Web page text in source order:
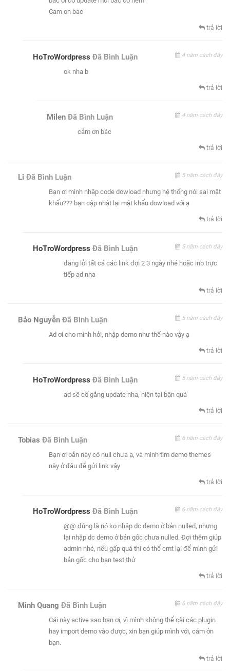
Cam on bac
trả lời
HoTroWordpress Đã Bình Luận 4 năm cách đây
ok nha b
trả lời
MilenĐã Bình Luận 4 năm cách đây
cảm ơn bác
trả lời
Li Đã Bình Luận 5 năm cách đây
Bạn ơi mình nhập code dowload nhưng hệ thống nói sai mật
khẩu??? bạn cập nhật lại mật khẩu dowload với ạ
trả lời
HoTroWordpress Đã Bình Luận 5 năm cách đây
đang lỗi tất cả các link đợi 2 3 ngày nhé hoặc inb trực
tiếp ad nha
trả lời
Bảo Nguyễn Đã Bình Luận 5 năm cách đây
Ad ơi cho mình hỏi, nhập demo như thế nào vậy ạ
trả lời
HoTroWordpress Đã Bình Luận 5 năm cách đây
ad sẽ cố gắng update nha, hiện tại bận quá
trả lời
Tobias Đã Bình Luận 6 năm cách đây
Bạn ơi bản này có null chưa ạ, và mình tìm demo themes
này ở đâu để gửi link vậy
trả lời
HoTroWordpress Đã Bình Luận 6 năm cách đây
@@ đúng là nó ko nhập dc demo ở bản nulled, nhưng
lại nhập dc demo ở bản gốc chưa nulled. Đợi thêm giúp
admin nhé, nếu gấp quá thì có thể cmt lại để mình gửi
bản gốc cho bạn test thử
trả lời
Minh Quang Đã Bình Luận 6 năm cách đây
Cái này active sao bạn ơi, vì mình không thể cài các plugin
hay import demo vào được, xin bạn giúp mình với, cám ởn
bạn.
trả lời